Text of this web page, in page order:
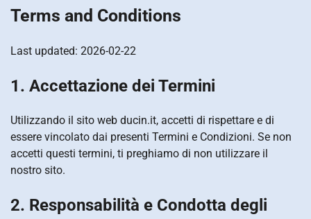
Terms and Conditions
Last updated: 2026-02-22
1. Accettazione dei Termini
Utilizzando il sito web ducin.it, accetti di rispettare e di
essere vincolato dai presenti Termini e Condizioni. Se non
accetti questi termini, ti preghiamo di non utilizzare il
nostro sito.
2. Responsabilità e Condotta degli